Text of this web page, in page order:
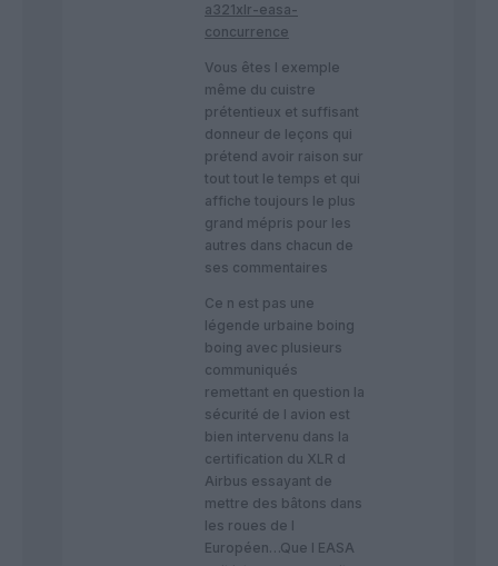
a321xlr-easa-
concurrence
Vous êtes l exemple
même du cuistre
prétentieux et suffisant
donneur de leçons qui
prétend avoir raison sur
tout tout le temps et qui
affiche toujours le plus
grand mépris pour les
autres dans chacun de
ses commentaires
Ce n est pas une
légende urbaine boing
boing avec plusieurs
communiqués
remettant en question la
sécurité de l avion est
bien intervenu dans la
certification du XLR d
Airbus essayant de
mettre des bâtons dans
les roues de l
Européen…Que l EASA